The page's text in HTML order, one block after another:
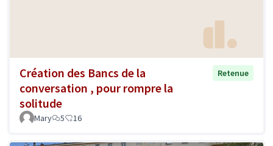
Création des Bancs de la
conversation , pour rompre la
solitude
Retenue
Mary 5 16